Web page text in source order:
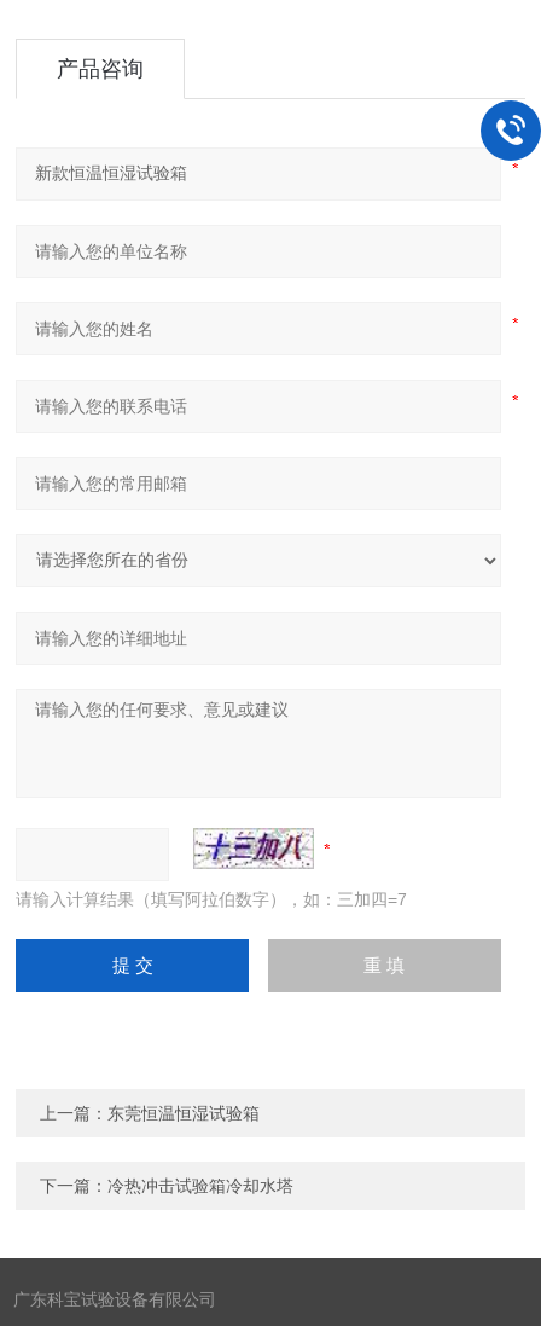
产品咨询
请输入计算结果（填写阿拉伯数字），如：三加四=7
上一篇： 东莞恒温恒湿试验箱
下一篇：冷热冲击试验箱冷却水塔
广东科宝试验设备有限公司